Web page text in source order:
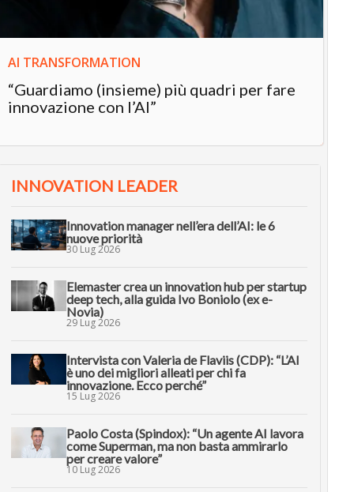
AI TRANSFORMATION
“Guardiamo (insieme) più quadri per fare
innovazione con l’AI”
INNOVATION LEADER
Innovation manager nell’era dell’AI: le 6
nuove priorità
30 Lug 2026
Elemaster crea un innovation hub per startup
deep tech, alla guida Ivo Boniolo (ex e-
Novia)
29 Lug 2026
Intervista con Valeria de Flaviis (CDP): “L’AI
è uno dei migliori alleati per chi fa
innovazione. Ecco perché”
15 Lug 2026
Paolo Costa (Spindox): “Un agente AI lavora
come Superman, ma non basta ammirarlo
per creare valore”
10 Lug 2026